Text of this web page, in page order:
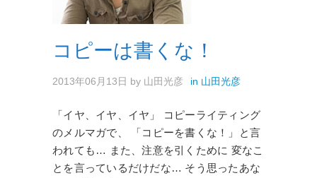
コピーは書くな！
2013年06月13日 by 山田光彦 in 山田光彦
「イヤ、イヤ、イヤ」 コピーライティング
のメルマガで、 「コピーを書くな！」と言
われても… また、注意を引くために 変なこ
とを言っているだけだな… そう思ったあな